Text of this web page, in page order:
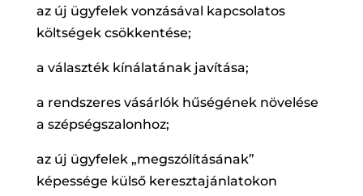
az új ügyfelek vonzásával kapcsolatos
költségek csökkentése;
a választék kínálatának javítása;
a rendszeres vásárlók hűségének növelése
a szépségszalonhoz;
az új ügyfelek „megszólításának”
képessége külső keresztajánlatokon